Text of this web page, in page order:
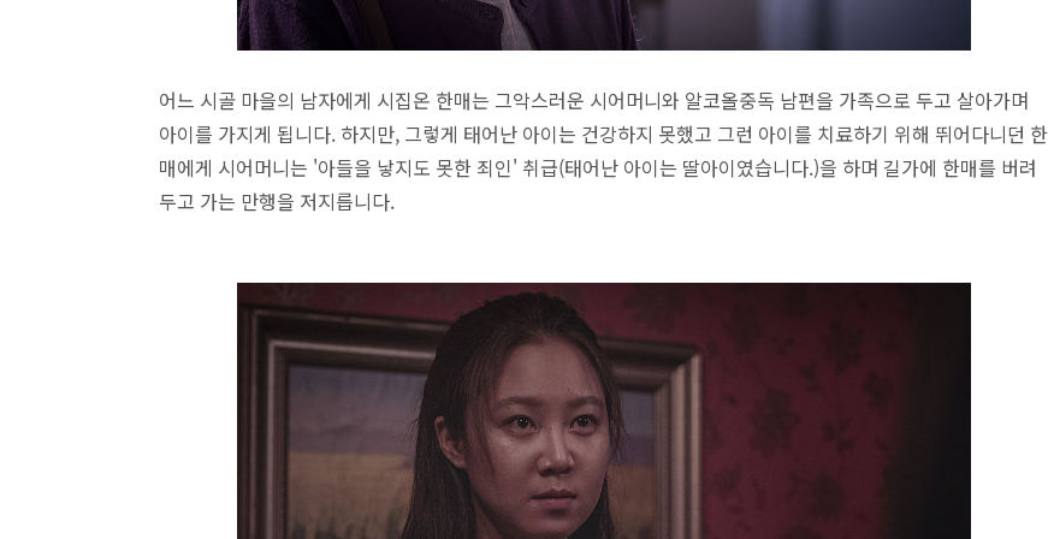
어느 시골 마을의 남자에게 시집온 한매는 그악스러운 시어머니와 알코올중독 남편을 가족으로 두고 살아가며
아이를 가지게 됩니다. 하지만, 그렇게 태어난 아이는 건강하지 못했고 그런 아이를 치료하기 위해 뛰어다니던 한
매에게 시어머니는 '아들을 낳지도 못한 죄인' 취급(태어난 아이는 딸아이였습니다.)을 하며 길가에 한매를 버려
두고 가는 만행을 저지릅니다.